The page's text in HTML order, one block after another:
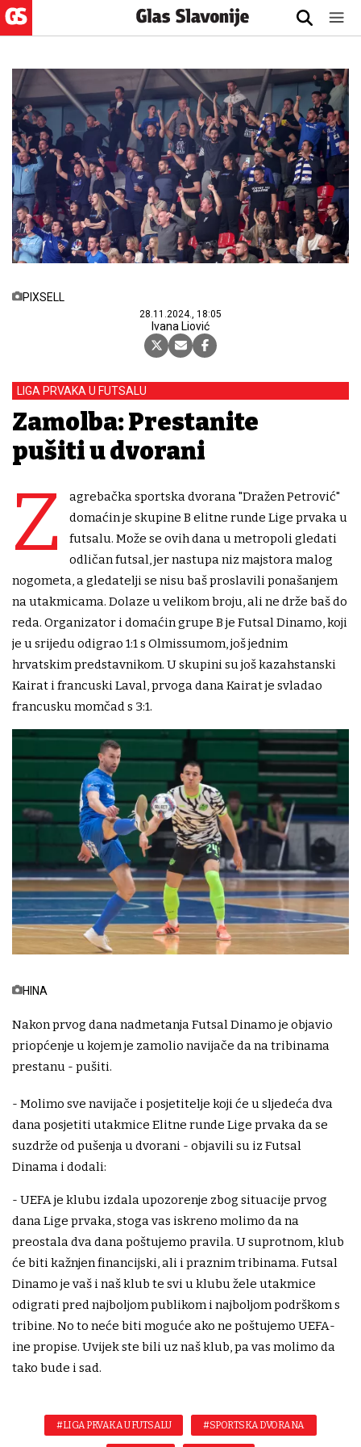
PIXSELL
28.11.2024., 18:05
Ivana Liović
LIGA PRVAKA U FUTSALU
Zamolba: Prestanite
pušiti u dvorani
Z
agrebačka sportska dvorana "Dražen Petrović"
domaćin je skupine B elitne runde Lige prvaka u
futsalu. Može se ovih dana u metropoli gledati
odličan futsal, jer nastupa niz majstora malog
nogometa, a gledatelji se nisu baš proslavili ponašanjem
na utakmicama. Dolaze u velikom broju, ali ne drže baš do
reda. Organizator i domaćin grupe B je Futsal Dinamo, koji
je u srijedu odigrao 1:1 s Olmissumom, još jednim
hrvatskim predstavnikom. U skupini su još kazahstanski
Kairat i francuski Laval, prvoga dana Kairat je svladao
francusku momčad s 3:1.
HINA
Nakon prvog dana nadmetanja Futsal Dinamo je objavio
priopćenje u kojem je zamolio navijače da na tribinama
prestanu - pušiti.
- Molimo sve navijače i posjetitelje koji će u sljedeća dva
dana posjetiti utakmice Elitne runde Lige prvaka da se
suzdrže od pušenja u dvorani - objavili su iz Futsal
Dinama i dodali:
- UEFA je klubu izdala upozorenje zbog situacije prvog
dana Lige prvaka, stoga vas iskreno molimo da na
preostala dva dana poštujemo pravila. U suprotnom, klub
će biti kažnjen financijski, ali i praznim tribinama. Futsal
Dinamo je vaš i naš klub te svi u klubu žele utakmice
odigrati pred najboljom publikom i najboljom podrškom s
tribine. No to neće biti moguće ako ne poštujemo UEFA-
ine propise. Uvijek ste bili uz naš klub, pa vas molimo da
tako bude i sad.
#LIGA PRVAKA U FUTSALU #SPORTSKA DVORANA